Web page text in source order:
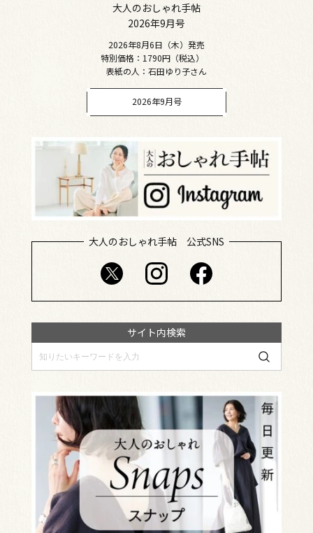
大人のおしゃれ手帖
2026年9月号
2026年8月6日（木）発売
特別価格：1790円（税込）
表紙の人：石田ゆり子さん
2026年9月号
大人のおしゃれ手帖 公式SNS
サイト内検索